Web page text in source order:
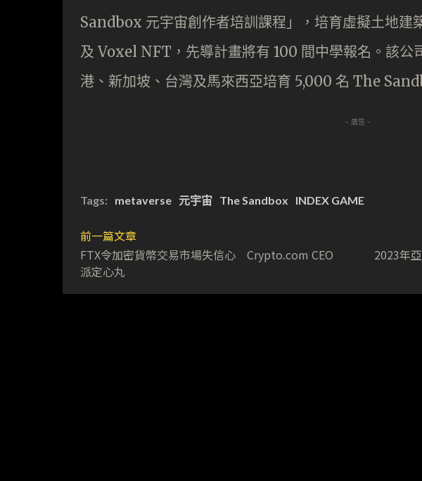
Sandbox 元宇宙創作者培訓課程」，培育虛擬土地建
及 Voxel NFT，先導計畫將有 100 間中學報名。該公
港、新加坡、台灣及馬來西亞培育 5,000 名 The
- 廣告 -
Tags: metaverse 元宇宙 The Sandbox INDEX GAME
前一篇文章
FTX令加密貨幣交易市場失信心 Crypto.com CEO
派定心丸
2023年